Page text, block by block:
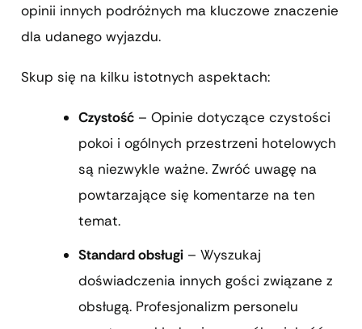
opinii innych podróżnych ma kluczowe znaczenie
dla udanego wyjazdu.
Skup się na kilku istotnych aspektach:
Czystość – Opinie dotyczące czystości
pokoi i ogólnych przestrzeni hotelowych
są niezwykle ważne. Zwróć uwagę na
powtarzające się komentarze na ten
temat.
Standard obsługi – Wyszukaj
doświadczenia innych gości związane z
obsługą. Profesjonalizm personelu